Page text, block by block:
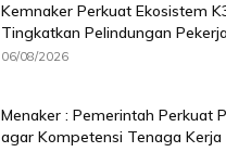
Kemnaker Perkuat Ekosistem
Tingkatkan Pelindungan Pekerja
06/08/2026
Menaker : Pemerintah Perkuat
agar Kompetensi Tenaga Kerja